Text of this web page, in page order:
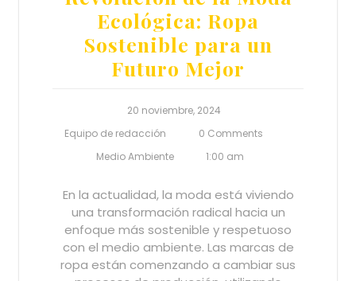
Ecológica: Ropa
Sostenible para un
Futuro Mejor
20 noviembre, 2024
Equipo de redacción
0 Comments
Medio Ambiente
1:00 am
En la actualidad, la moda está viviendo
una transformación radical hacia un
enfoque más sostenible y respetuoso
con el medio ambiente. Las marcas de
ropa están comenzando a cambiar sus